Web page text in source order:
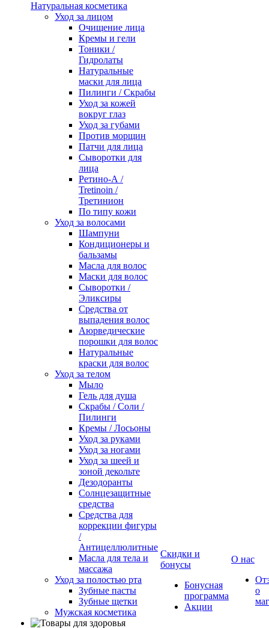
Натуральная косметика
Уход за лицом
Очищение лица
Кремы и гели
Тоники /
Гидролаты
Натуральные
маски для лица
Пилинги / Cкрабы
Уход за кожей
вокруг глаз
Уход за губами
Против морщин
Патчи для лица
Сыворотки для
лица
Ретино-А /
Tretinoin /
Третинион
По типу кожи
Уход за волосами
Шампуни
Кондиционеры и
бальзамы
Масла для волос
Маски для волос
Сыворотки /
Эликсиры
Средства от
выпадения волос
Аюрведические
порошки для волос
Натуральные
краски для волос
Уход за телом
Мыло
Гель для душа
Скрабы / Соли /
Пилинги
Кремы / Лосьоны
Уход за руками
Уход за ногами
Уход за шеей и
зоной декольте
Дезодоранты
Солнцезащитные
средства
Средства для
коррекции фигуры
/
Антицеллюлитные
Масла для тела и
массажа
Уход за полостью рта
Зубные пасты
Зубные щетки
Мужская косметика
Скидки и
бонусы
Бонусная
программа
Акции
О нас
о